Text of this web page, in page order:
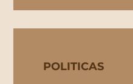
POLITICAS